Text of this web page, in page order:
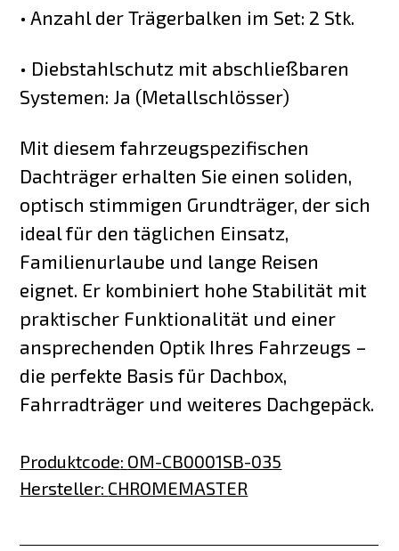
• Anzahl der Trägerbalken im Set: 2 Stk.
• Diebstahlschutz mit abschließbaren
Systemen: Ja (Metallschlösser)
Mit diesem fahrzeugspezifischen
Dachträger erhalten Sie einen soliden,
optisch stimmigen Grundträger, der sich
ideal für den täglichen Einsatz,
Familienurlaube und lange Reisen
eignet. Er kombiniert hohe Stabilität mit
praktischer Funktionalität und einer
ansprechenden Optik Ihres Fahrzeugs –
die perfekte Basis für Dachbox,
Fahrradträger und weiteres Dachgepäck.
Produktcode: OM-CB0001SB-035
Hersteller: CHROMEMASTER